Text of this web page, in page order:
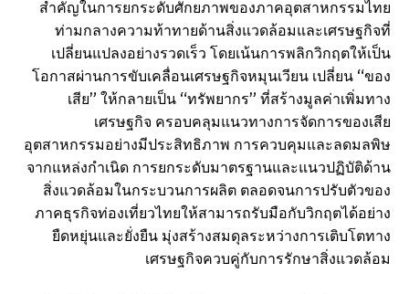
สำคัญในการยกระดับศักยภาพของภาคอุตสาหกรรมไทย
ท่ามกลางความท้าทายด้านสิ่งแวดล้อมและเศรษฐกิจที่
เปลี่ยนแปลงอย่างรวดเร็ว โดยเน้นการพลิกวิกฤตให้เป็น
โอกาสผ่านการขับเคลื่อนเศรษฐกิจหมุนเวียน เปลี่ยน “ของ
เสีย” ให้กลายเป็น “ทรัพยากร” ที่สร้างมูลค่าเพิ่มทาง
เศรษฐกิจ ครอบคลุมแนวทางการจัดการของเสีย
อุตสาหกรรมอย่างมีประสิทธิภาพ การควบคุมและลดมลพิษ
จากแหล่งกำเนิด การยกระดับมาตรฐานและแนวปฏิบัติด้าน
สิ่งแวดล้อมในกระบวนการผลิต ตลอดจนการปรับตัวของ
ภาคธุรกิจท่องเที่ยวไทยให้สามารถรับมือกับวิกฤตได้อย่าง
ยืดหยุ่นและยั่งยืน มุ่งสร้างสมดุลระหว่างการเติบโตทาง
เศรษฐกิจควบคู่กับการรักษาสิ่งแวดล้อม